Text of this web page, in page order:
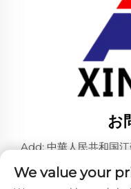
お
Add: 中華人民共和国
電話番号：+86-
We value your